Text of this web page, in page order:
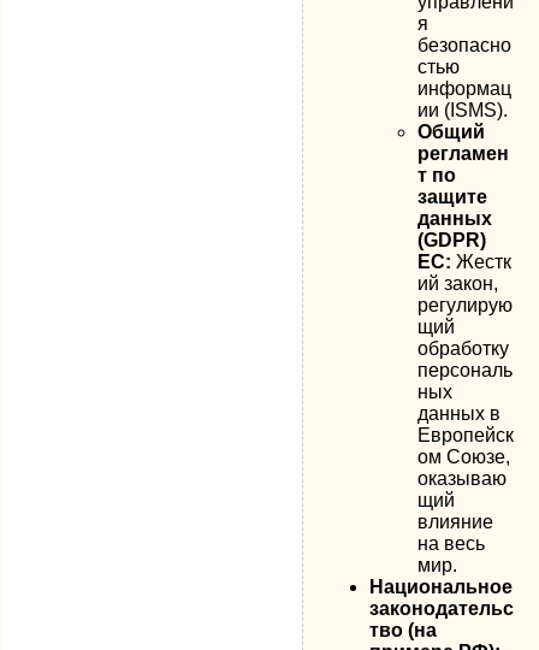
я
безопасно
стью
информац
ии (ISMS).
Общий
регламен
т по
защите
данных
(GDPR)
ЕС: Жестк
ий закон,
регулирую
щий
обработку
персональ
ных
данных в
Европейск
ом Союзе,
оказываю
щий
влияние
на весь
мир.
Национальное
законодательс
тво (на